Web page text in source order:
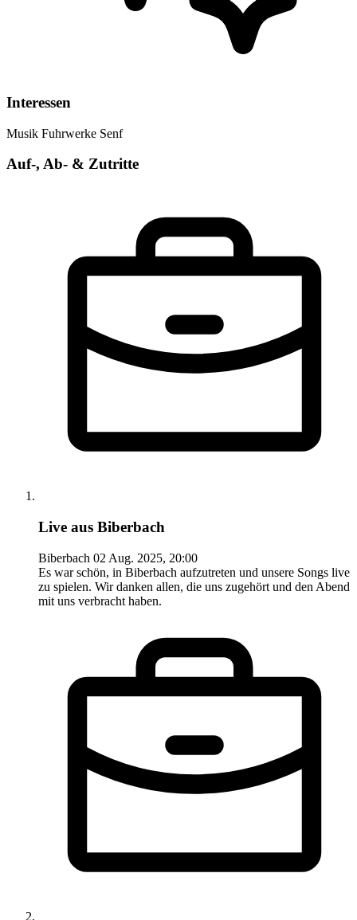
Interessen
Musik Fuhrwerke Senf
Auf-, Ab- & Zutritte
Live aus Biberbach
Biberbach 02 Aug. 2025, 20:00
Es war schön, in Biberbach aufzutreten und unsere Songs live
zu spielen. Wir danken allen, die uns zugehört und den Abend
mit uns verbracht haben.